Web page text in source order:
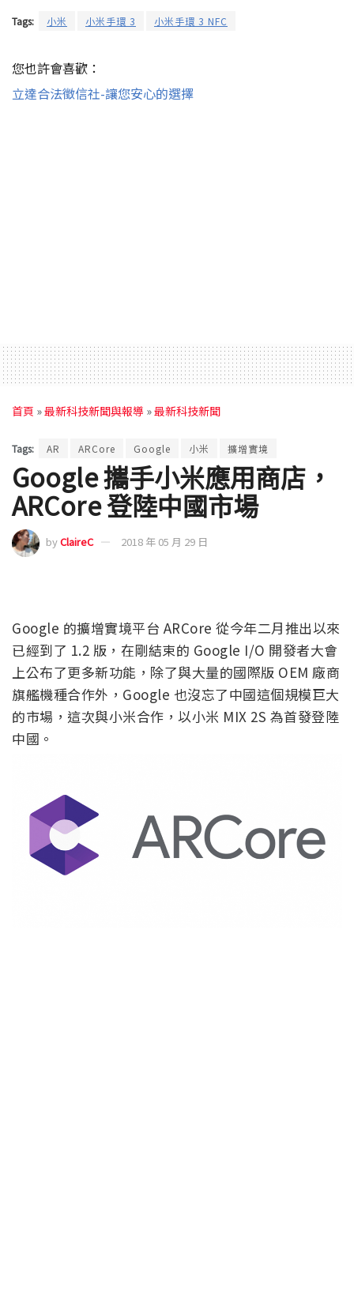
Tags: 小米 小米手環 3 小米手環 3 NFC
您也許會喜歡：
立達合法徵信社-讓您安心的選擇
首頁 »最新科技新聞與報導 »最新科技新聞
Tags: AR ARCore Google 小米 擴增實境
Google 攜手小米應用商店，
ARCore 登陸中國市場
byClaireC 2018 年 05 月 29 日
Google 的擴增實境平台 ARCore 從今年二月推出以來
已經到了 1.2 版，在剛結束的 Google I/O 開發者大會
上公布了更多新功能，除了與大量的國際版 OEM 廠商
旗艦機種合作外，Google 也沒忘了中國這個規模巨大
的市場，這次與小米合作，以小米 MIX 2S 為首發登陸
中國。